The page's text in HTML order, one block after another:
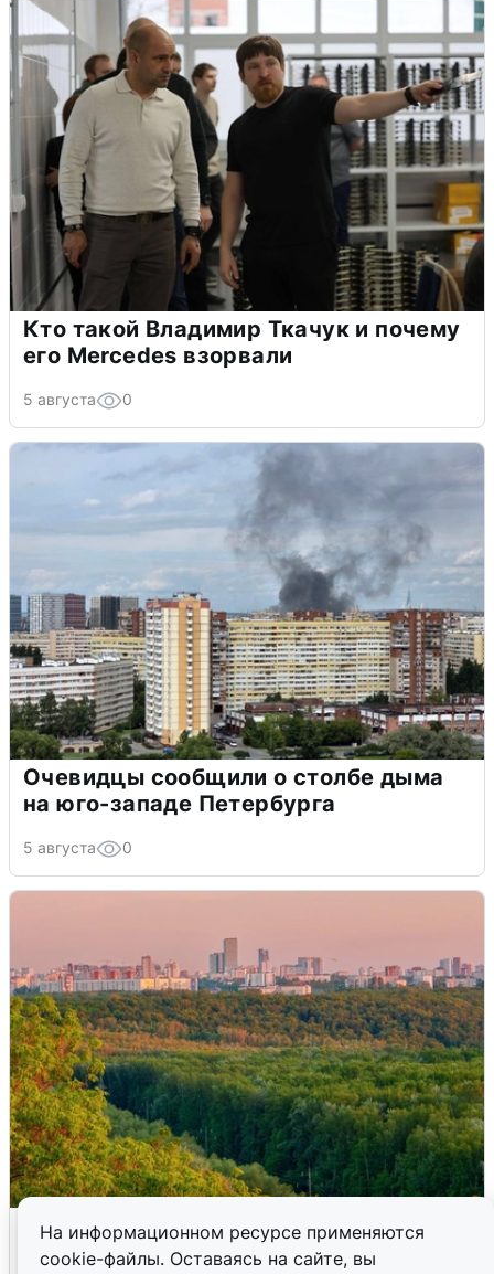
На информационном ресурсе применяются
cookie-файлы. Оставаясь на сайте, вы
Кто такой Владимир Ткачук и почему
его Mercedes взорвали
5 августа 0
Очевидцы сообщили о столбе дыма
на юго-западе Петербурга
5 августа 0
Атака БПЛА на Уфу: горожане шутят
5 августа 0